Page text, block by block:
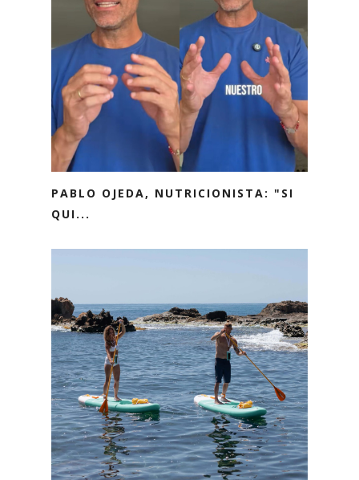
PABLO OJEDA, NUTRICIONISTA: "SI
QUI...